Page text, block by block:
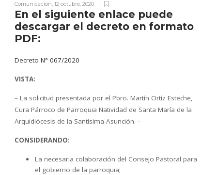
Comunicación, 12 octubre, 2020
En el siguiente enlace puede
descargar el decreto en formato
PDF:
Decreto N° 067/2020
VISTA:
– La solicitud presentada por el Pbro. Martín Ortíz Esteche,
Cura Párroco de Parroquia Natividad de Santa María de la
Arquidiócesis de la Santísima Asunción. –
CONSIDERANDO:
La necesaria colaboración del Consejo Pastoral para
el gobierno de la parroquia;